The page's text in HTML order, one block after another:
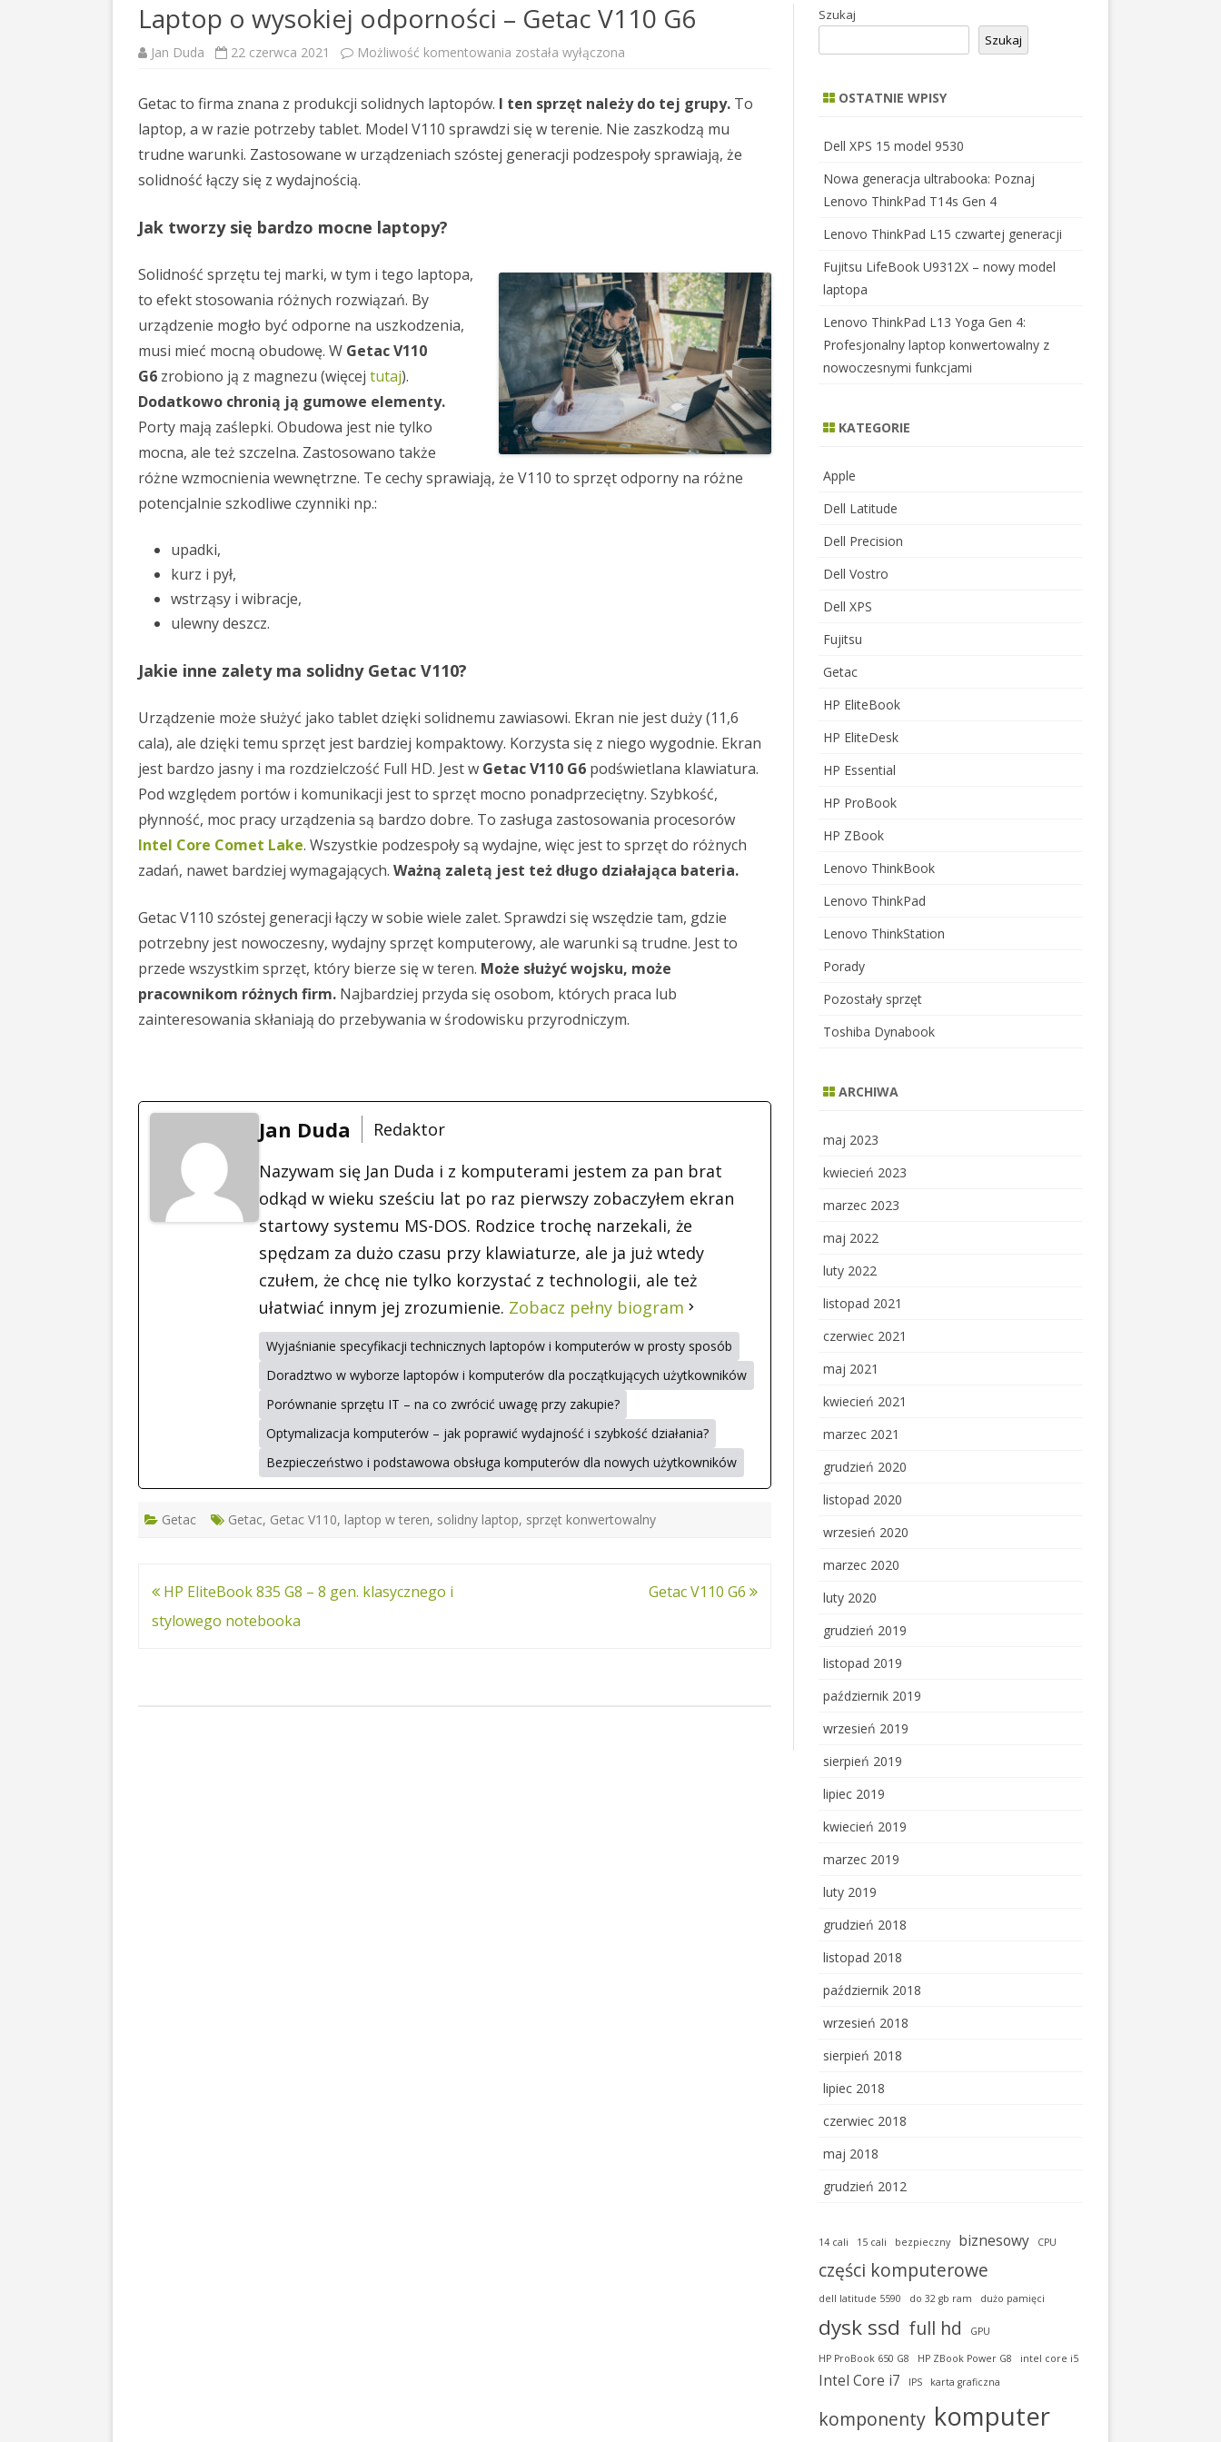
Laptop o wysokiej odporności – Getac V110 G6
Jan Duda 22 czerwca 2021 Możliwość komentowania Laptop
–
Getac
V110
G6
została wyłączona
Getac to firma znana z produkcji solidnych laptopów. I ten sprzęt należy do tej grupy. To
laptop, a w razie potrzeby tablet. Model V110 sprawdzi się w terenie. Nie zaszkodzą mu
trudne warunki. Zastosowane w urządzeniach szóstej generacji podzespoły sprawiają, że
solidność łączy się z wydajnością.
Jak tworzy się bardzo mocne laptopy?
Solidność sprzętu tej marki, w tym i tego laptopa,
to efekt stosowania różnych rozwiązań. By
urządzenie mogło być odporne na uszkodzenia,
musi mieć mocną obudowę. W Getac V110
G6 zrobiono ją z magnezu (więcej tutaj).
Dodatkowo chronią ją gumowe elementy.
Porty mają zaślepki. Obudowa jest nie tylko
mocna, ale też szczelna. Zastosowano także
różne wzmocnienia wewnętrzne. Te cechy sprawiają, że V110 to sprzęt odporny na różne
potencjalnie szkodliwe czynniki np.:
upadki,
kurz i pył,
wstrząsy i wibracje,
ulewny deszcz.
Jakie inne zalety ma solidny Getac V110?
Urządzenie może służyć jako tablet dzięki solidnemu zawiasowi. Ekran nie jest duży (11,6
cala), ale dzięki temu sprzęt jest bardziej kompaktowy. Korzysta się z niego wygodnie. Ekran
jest bardzo jasny i ma rozdzielczość Full HD. Jest w Getac V110 G6 podświetlana klawiatura.
Pod względem portów i komunikacji jest to sprzęt mocno ponadprzeciętny. Szybkość,
płynność, moc pracy urządzenia są bardzo dobre. To zasługa zastosowania procesorów
Intel Core Comet Lake. Wszystkie podzespoły są wydajne, więc jest to sprzęt do różnych
zadań, nawet bardziej wymagających. Ważną zaletą jest też długo działająca bateria.
Getac V110 szóstej generacji łączy w sobie wiele zalet. Sprawdzi się wszędzie tam, gdzie
potrzebny jest nowoczesny, wydajny sprzęt komputerowy, ale warunki są trudne. Jest to
przede wszystkim sprzęt, który bierze się w teren. Może służyć wojsku, może
pracownikom różnych firm. Najbardziej przyda się osobom, których praca lub
zainteresowania skłaniają do przebywania w środowisku przyrodniczym.
Jan Duda
Redaktor
Nazywam się Jan Duda i z komputerami jestem za pan brat
odkąd w wieku sześciu lat po raz pierwszy zobaczyłem ekran
startowy systemu MS-DOS. Rodzice trochę narzekali, że
spędzam za dużo czasu przy klawiaturze, ale ja już wtedy
czułem, że chcę nie tylko korzystać z technologii, ale też
ułatwiać innym jej zrozumienie. Zobacz pełny biogram
Wyjaśnianie specyfikacji technicznych laptopów i komputerów w prosty sposób
Doradztwo w wyborze laptopów i komputerów dla początkujących użytkowników
Porównanie sprzętu IT – na co zwrócić uwagę przy zakupie?
Optymalizacja komputerów – jak poprawić wydajność i szybkość działania?
Bezpieczeństwo i podstawowa obsługa komputerów dla nowych użytkowników
Getac Getac, Getac V110, laptop w teren, solidny laptop, sprzęt konwertowalny
Nawigacja
wpisu
HP EliteBook 835 G8 – 8 gen. klasycznego i
stylowego notebooka
Getac V110 G6
Szukaj
Szukaj
OSTATNIE WPISY
Dell XPS 15 model 9530
Nowa generacja ultrabooka: Poznaj
Lenovo ThinkPad T14s Gen 4
Lenovo ThinkPad L15 czwartej generacji
Fujitsu LifeBook U9312X – nowy model
laptopa
Lenovo ThinkPad L13 Yoga Gen 4:
Profesjonalny laptop konwertowalny z
nowoczesnymi funkcjami
KATEGORIE
Apple
Dell Latitude
Dell Precision
Dell Vostro
Dell XPS
Fujitsu
Getac
HP EliteBook
HP EliteDesk
HP Essential
HP ProBook
HP ZBook
Lenovo ThinkBook
Lenovo ThinkPad
Lenovo ThinkStation
Porady
Pozostały sprzęt
Toshiba Dynabook
ARCHIWA
maj 2023
kwiecień 2023
marzec 2023
maj 2022
luty 2022
listopad 2021
czerwiec 2021
maj 2021
kwiecień 2021
marzec 2021
grudzień 2020
listopad 2020
wrzesień 2020
marzec 2020
luty 2020
grudzień 2019
listopad 2019
październik 2019
wrzesień 2019
sierpień 2019
lipiec 2019
kwiecień 2019
marzec 2019
luty 2019
grudzień 2018
listopad 2018
październik 2018
wrzesień 2018
sierpień 2018
lipiec 2018
czerwiec 2018
maj 2018
grudzień 2012
14 cali 15 cali bezpieczny biznesowy CPU
części komputerowe
dell latitude 5590 do 32 gb ram dużo pamięci
dysk ssd full hd GPU
HP ProBook 650 G8 HP ZBook Power G8 intel core i5
Intel Core i7 IPS karta graficzna
komponenty komputer